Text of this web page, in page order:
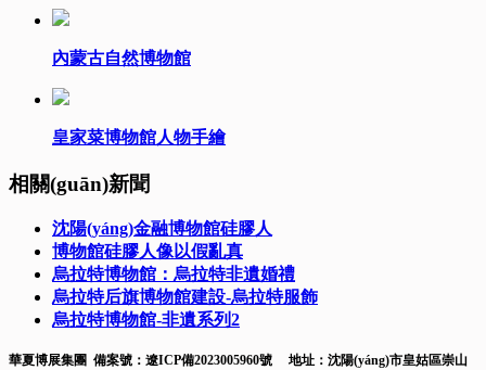
內蒙古自然博物館
皇家菜博物館人物手繪
相關(guān)新聞
沈陽(yáng)金融博物館硅膠人
博物館硅膠人像以假亂真
烏拉特博物館：烏拉特非遺婚禮
烏拉特后旗博物館建設-烏拉特服飾
烏拉特博物館-非遺系列2
華夏博展集團 備案號： 遼ICP備2023005960號
地址：沈陽(yáng)市皇姑區崇山